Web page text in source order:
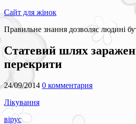
Сайт для жінок
Правильне знання дозволяє людині
Статевий шлях
перекрити
24/09/2014 0 комментария
Лікування
вірус